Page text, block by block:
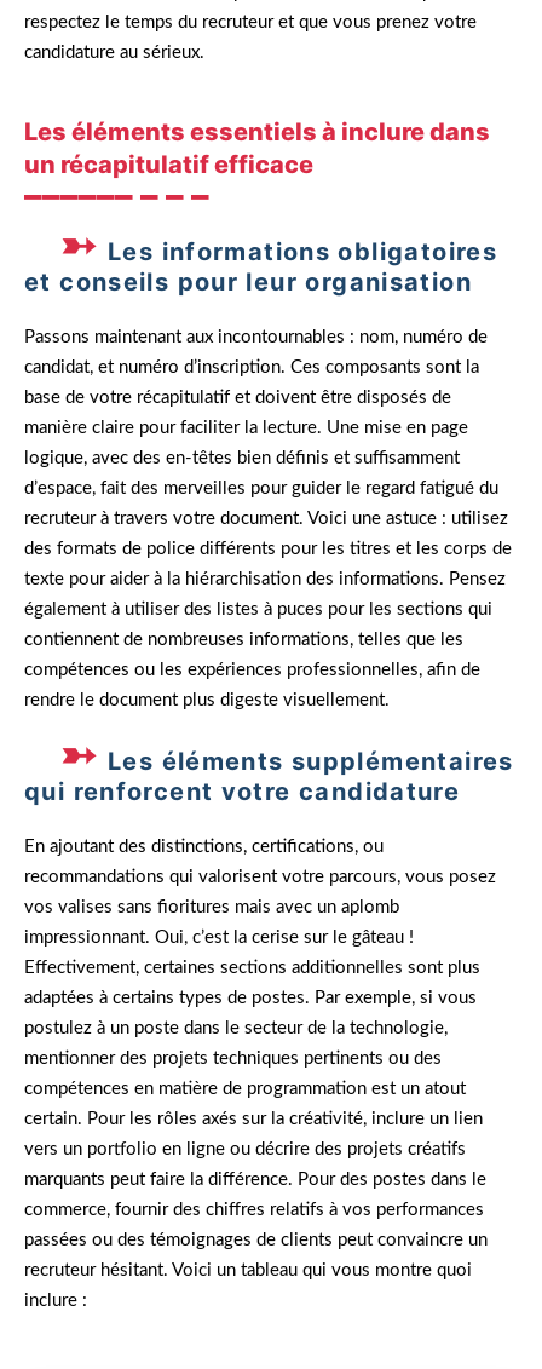
respectez le temps du recruteur et que vous prenez votre
candidature au sérieux.
Les éléments essentiels à inclure dans
un récapitulatif efficace
Les informations obligatoires
et conseils pour leur organisation
Passons maintenant aux incontournables : nom, numéro de
candidat, et numéro d’inscription. Ces composants sont la
base de votre récapitulatif et doivent être disposés de
manière claire pour faciliter la lecture. Une mise en page
logique, avec des en-têtes bien définis et suffisamment
d’espace, fait des merveilles pour guider le regard fatigué du
recruteur à travers votre document. Voici une astuce : utilisez
des formats de police différents pour les titres et les corps de
texte pour aider à la hiérarchisation des informations. Pensez
également à utiliser des listes à puces pour les sections qui
contiennent de nombreuses informations, telles que les
compétences ou les expériences professionnelles, afin de
rendre le document plus digeste visuellement.
Les éléments supplémentaires
qui renforcent votre candidature
En ajoutant des distinctions, certifications, ou
recommandations qui valorisent votre parcours, vous posez
vos valises sans fioritures mais avec un aplomb
impressionnant. Oui, c’est la cerise sur le gâteau !
Effectivement, certaines sections additionnelles sont plus
adaptées à certains types de postes. Par exemple, si vous
postulez à un poste dans le secteur de la technologie,
mentionner des projets techniques pertinents ou des
compétences en matière de programmation est un atout
certain. Pour les rôles axés sur la créativité, inclure un lien
vers un portfolio en ligne ou décrire des projets créatifs
marquants peut faire la différence. Pour des postes dans le
commerce, fournir des chiffres relatifs à vos performances
passées ou des témoignages de clients peut convaincre un
recruteur hésitant. Voici un tableau qui vous montre quoi
inclure :